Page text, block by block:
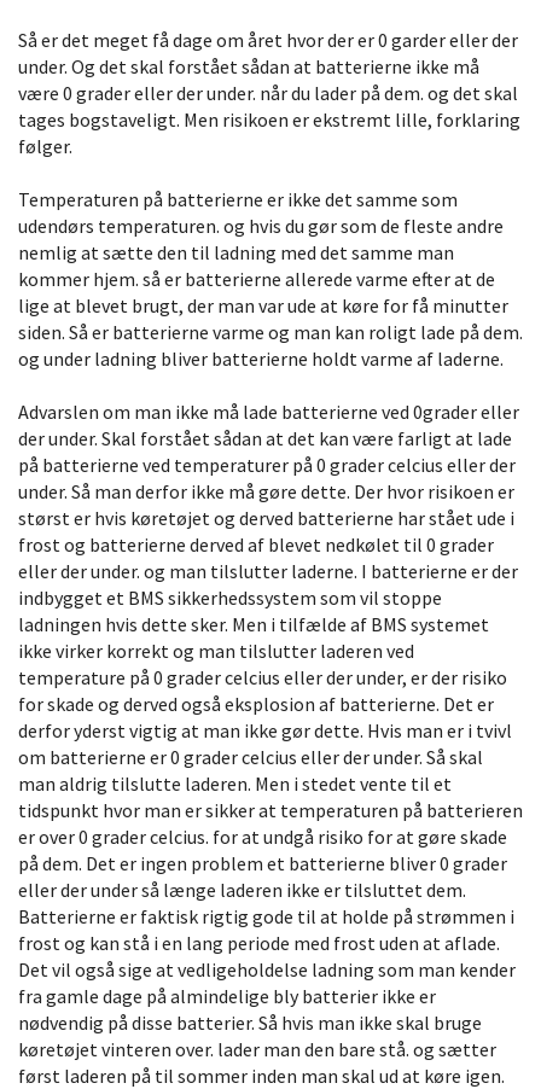
Så er det meget få dage om året hvor der er 0 garder eller der
under. Og det skal forstået sådan at batterierne ikke må
være 0 grader eller der under. når du lader på dem. og det skal
tages bogstaveligt. Men risikoen er ekstremt lille, forklaring
følger.
Temperaturen på batterierne er ikke det samme som
udendørs temperaturen. og hvis du gør som de fleste andre
nemlig at sætte den til ladning med det samme man
kommer hjem. så er batterierne allerede varme efter at de
lige at blevet brugt, der man var ude at køre for få minutter
siden. Så er batterierne varme og man kan roligt lade på dem.
og under ladning bliver batterierne holdt varme af laderne.
Advarslen om man ikke må lade batterierne ved 0grader eller
der under. Skal forstået sådan at det kan være farligt at lade
på batterierne ved temperaturer på 0 grader celcius eller der
under. Så man derfor ikke må gøre dette. Der hvor risikoen er
størst er hvis køretøjet og derved batterierne har stået ude i
frost og batterierne derved af blevet nedkølet til 0 grader
eller der under. og man tilslutter laderne. I batterierne er der
indbygget et BMS sikkerhedssystem som vil stoppe
ladningen hvis dette sker. Men i tilfælde af BMS systemet
ikke virker korrekt og man tilslutter laderen ved
temperature på 0 grader celcius eller der under, er der risiko
for skade og derved også eksplosion af batterierne. Det er
derfor yderst vigtig at man ikke gør dette. Hvis man er i tvivl
om batterierne er 0 grader celcius eller der under. Så skal
man aldrig tilslutte laderen. Men i stedet vente til et
tidspunkt hvor man er sikker at temperaturen på batterieren
er over 0 grader celcius. for at undgå risiko for at gøre skade
på dem. Det er ingen problem et batterierne bliver 0 grader
eller der under så længe laderen ikke er tilsluttet dem.
Batterierne er faktisk rigtig gode til at holde på strømmen i
frost og kan stå i en lang periode med frost uden at aflade.
Det vil også sige at vedligeholdelse ladning som man kender
fra gamle dage på almindelige bly batterier ikke er
nødvendig på disse batterier. Så hvis man ikke skal bruge
køretøjet vinteren over. lader man den bare stå. og sætter
først laderen på til sommer inden man skal ud at køre igen.